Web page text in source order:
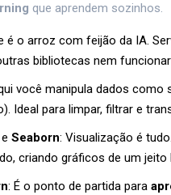
que aprendem sozinhos.
é o arroz com feijão da IA.
bibliotecas nem
você manipula dados como
Ideal para limpar, filtrar e
e Seaborn: Visualização é
criando gráficos de um jeito
: É o ponto de partida para